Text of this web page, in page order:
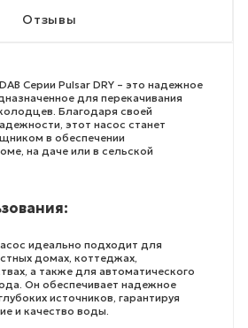
Отзывы
Серии Pulsar DRY – это надежное
для перекачивания
Благодаря своей
этот насос станет
в обеспечении
на даче или в сельской
идеально подходит для
домах, коттеджах,
а также для автоматического
Он обеспечивает надежное
источников, гарантируя
и качество воды.